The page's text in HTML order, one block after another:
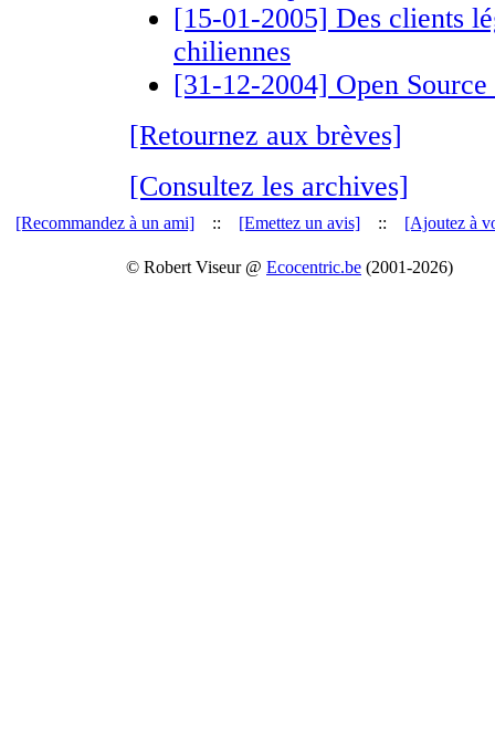
[15-01-2005] Des clients
chiliennes
[31-12-2004] Open
[Retournez aux brèves]
[Consultez les archives]
[Recommandez à un ami] :: [Emettez un avis] :: [Ajoutez à
© Robert Viseur @ Ecocentric.be (2001-2026)